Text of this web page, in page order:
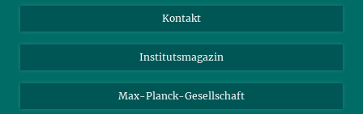
Facebook
Kontakt
Institutsmagazin
Max-Planck-Gesellschaft